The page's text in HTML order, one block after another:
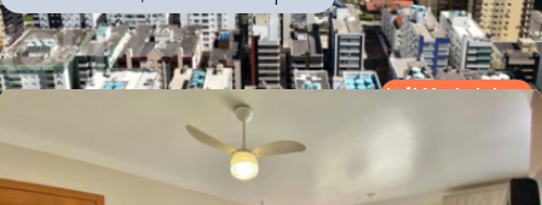
Loft Marketplace
Whatsapp
Cód.753290
R$ 540.000,00
75m²•2 quartos•1 banheiro
vagas